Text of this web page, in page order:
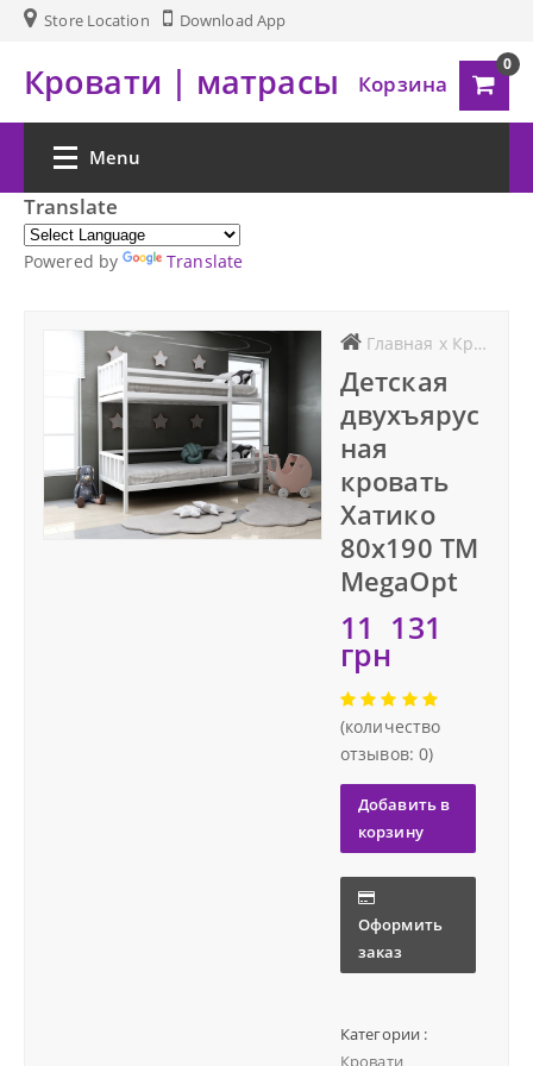
Store Location Download App
Кровати | матрасы Корзина
0
Menu
Главная
Матрасы
Кровати
Комоды
Translate
Powered by Translate
Главная x Кровати
Детская
двухъярус
ная
кровать
Хатико
80х190 ТМ
MegaOpt
11 131
грн
(количество
отзывов: 0)
Добавить в
корзину
Оформить
заказ
Категории :
Кровати